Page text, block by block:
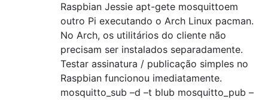
Raspbian Jessie apt-gete mosquittoem
outro Pi executando o Arch Linux pacman.
No Arch, os utilitários do cliente não
precisam ser instalados separadamente.
Testar assinatura / publicação simples no
Raspbian funcionou imediatamente.
mosquitto_sub –d –t blub mosquitto_pub –